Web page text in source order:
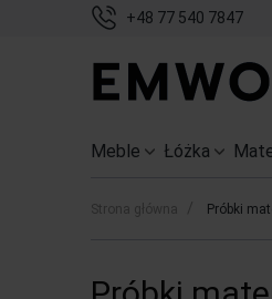
+48 77 540 7847
Meble Łóżka
Strona główna Próbki